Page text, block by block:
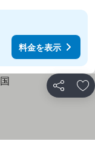
料金を表示
シェア お